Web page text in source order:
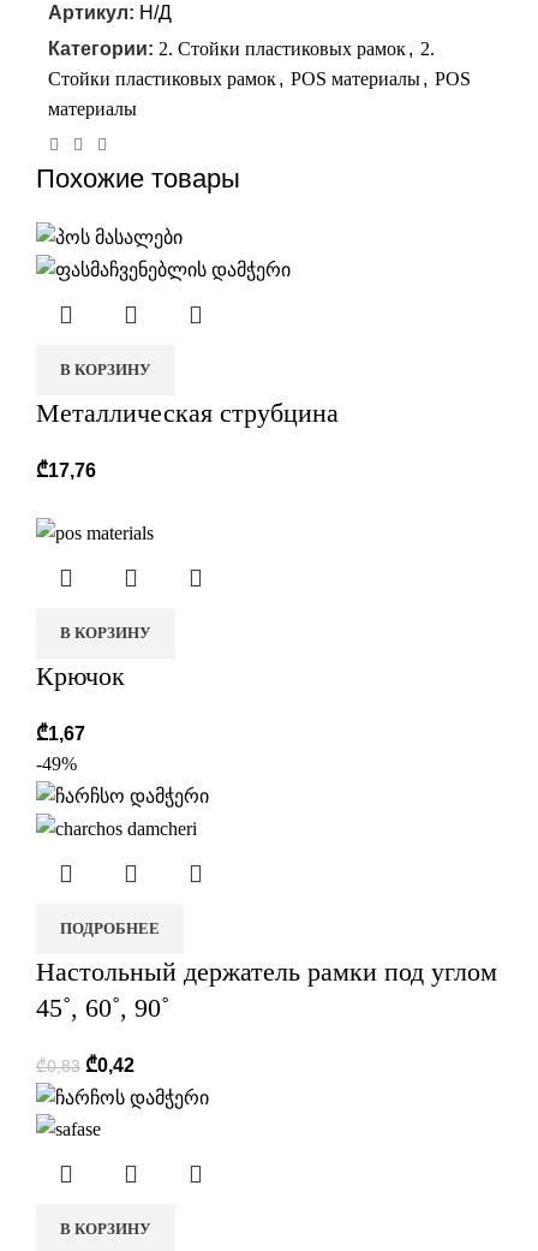
Артикул: Н/Д
Категории: 2. Стойки пластиковых рамок, 2.
Стойки пластиковых рамок, POS материалы, POS
материалы
Похожие товары
В КОРЗИНУ
Металлическая струбцина
₾17,76
В КОРЗИНУ
Крючок
₾1,67
-49%
ПОДРОБНЕЕ
Настольный держатель рамки под углом
45˚, 60˚, 90˚
₾0,83 ₾0,42
В КОРЗИНУ